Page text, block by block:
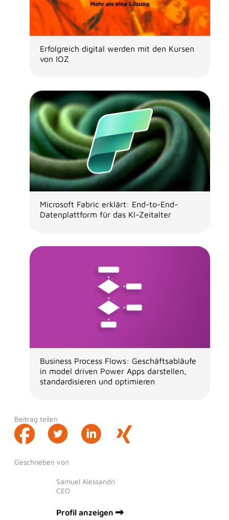
Erfolgreich digital werden mit den Kursen
von IOZ
Microsoft Fabric erklärt: End-to-End-
Datenplattform für das KI-Zeitalter
Business Process Flows: Geschäftsabläufe
in model driven Power Apps darstellen,
standardisieren und optimieren
Beitrag teilen
Geschrieben von
Samuel Alessandri
CEO
Profil anzeigen